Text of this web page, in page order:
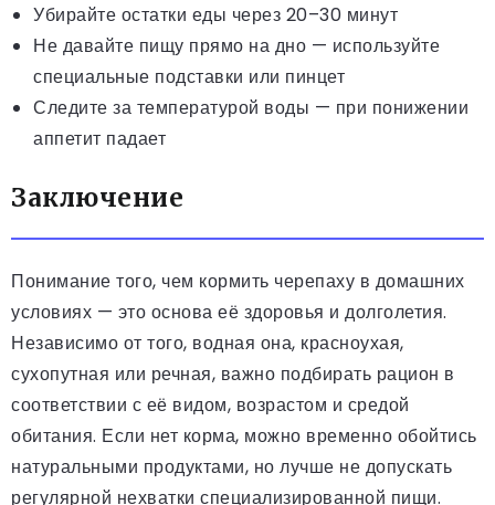
Убирайте остатки еды через 20–30 минут
Не давайте пищу прямо на дно — используйте
специальные подставки или пинцет
Следите за температурой воды — при понижении
аппетит падает
Заключение
Понимание того, чем кормить черепаху в домашних
условиях — это основа её здоровья и долголетия.
Независимо от того, водная она, красноухая,
сухопутная или речная, важно подбирать рацион в
соответствии с её видом, возрастом и средой
обитания. Если нет корма, можно временно обойтись
натуральными продуктами, но лучше не допускать
регулярной нехватки специализированной пищи.